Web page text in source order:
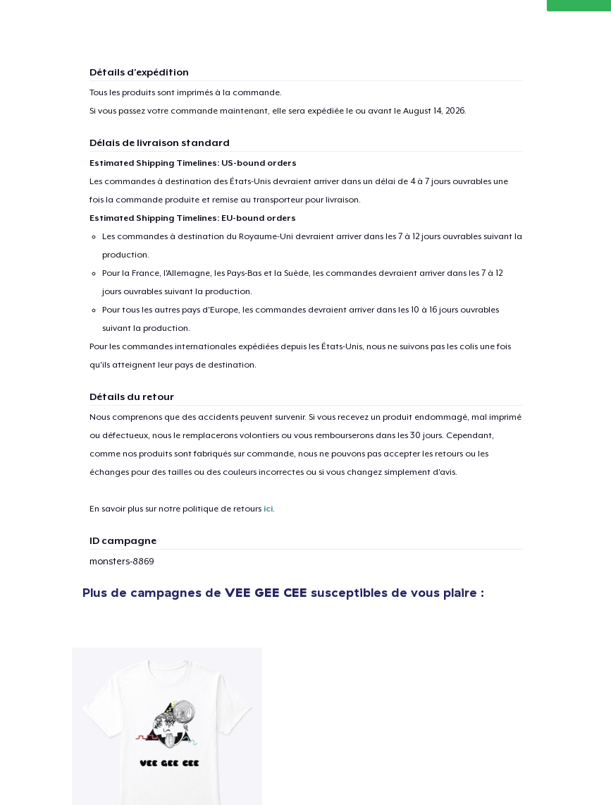
Détails d'expédition
Tous les produits sont imprimés à la commande.
Si vous passez votre commande maintenant, elle sera expédiée le ou avant le August 14, 2026.
Délais de livraison standard
Estimated Shipping Timelines: US-bound orders
Les commandes à destination des États-Unis devraient arriver dans un délai de 4 à 7 jours ouvrables une
fois la commande produite et remise au transporteur pour livraison.
Estimated Shipping Timelines: EU-bound orders
Les commandes à destination du Royaume-Uni devraient arriver dans les 7 à 12 jours ouvrables suivant la
production.
Pour la France, l'Allemagne, les Pays-Bas et la Suède, les commandes devraient arriver dans les 7 à 12
jours ouvrables suivant la production.
Pour tous les autres pays d'Europe, les commandes devraient arriver dans les 10 à 16 jours ouvrables
suivant la production.
Pour les commandes internationales expédiées depuis les États-Unis, nous ne suivons pas les colis une fois
qu'ils atteignent leur pays de destination.
Détails du retour
Nous comprenons que des accidents peuvent survenir. Si vous recevez un produit endommagé, mal imprimé
ou défectueux, nous le remplacerons volontiers ou vous rembourserons dans les 30 jours. Cependant,
comme nos produits sont fabriqués sur commande, nous ne pouvons pas accepter les retours ou les
échanges pour des tailles ou des couleurs incorrectes ou si vous changez simplement d'avis.
En savoir plus sur notre politique de retours ici.
ID campagne
monsters-8869
Plus de campagnes de VEE GEE CEE susceptibles de vous plaire :